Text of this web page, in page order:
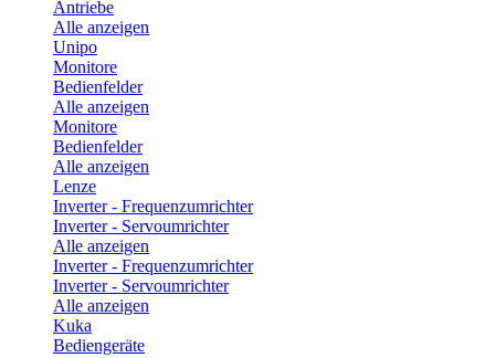
Antriebe
Alle anzeigen
Unipo
Monitore
Bedienfelder
Alle anzeigen
Monitore
Bedienfelder
Alle anzeigen
Lenze
Inverter - Frequenzumrichter
Inverter - Servoumrichter
Alle anzeigen
Inverter - Frequenzumrichter
Inverter - Servoumrichter
Alle anzeigen
Kuka
Bediengeräte